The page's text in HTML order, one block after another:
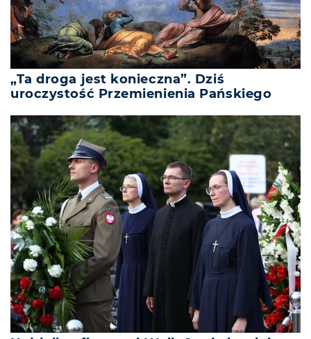
„Ta droga jest konieczna”. Dziś
uroczystość Przemienienia Pańskiego